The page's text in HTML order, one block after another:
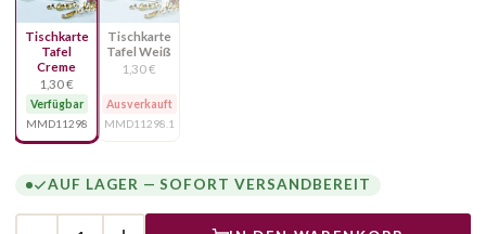
Tischkarte
Tafel
Creme
1,30 €
Verfügbar
MMD11298
Tischkarte
Tafel Weiß
1,30 €
Ausverkauft
MMD11298.1
AUF LAGER — SOFORT VERSANDBEREIT